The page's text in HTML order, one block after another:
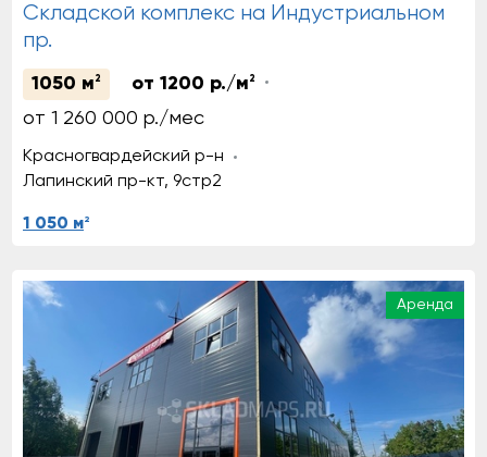
Складской комплекс на Индустриальном
пр.
1050 м 2 от 1200 р./м 2
от 1 260 000 р./мес
Красногвардейский р-н
Лапинский пр-кт, 9стр2
1 050 м2
Аренда